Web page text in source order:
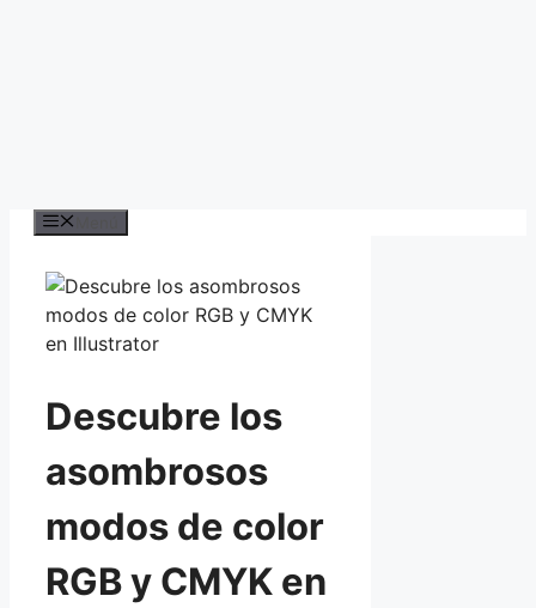
Descubre los
asombrosos
modos de color
RGB y CMYK en